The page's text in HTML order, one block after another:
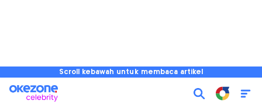
Scroll kebawah untuk membaca artikel